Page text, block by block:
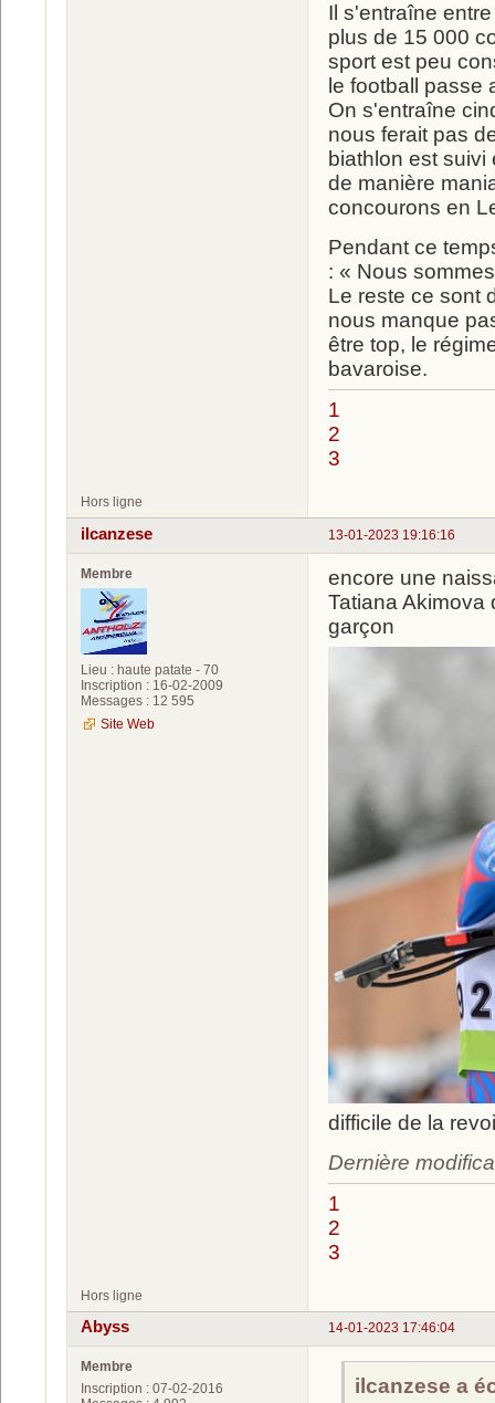
Il s'entraîne
plus de 15 000
sport est peu
le football passe
On s'entraîne
nous ferait pas
biathlon est
de manière
concourons en
Pendant ce
: « Nous
Le reste ce sont
nous manque
être top, le
bavaroise.
1
2
3
Hors ligne
13-01-2023 19:16:16
ilcanzese
Membre
Lieu : haute patate - 70
Inscription : 16-02-2009
Messages : 12 595
Site Web
encore une
Tatiana Akimova
garçon
difficile de la
Dernière
1
2
3
Hors ligne
14-01-2023 17:46:04
Abyss
Membre
Inscription : 07-02-2016
ilcanzese a